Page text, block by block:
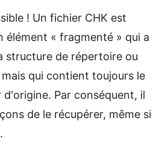
! Un fichier CHK est
élément « fragmenté » qui a
structure de répertoire ou
qui contient toujours le
Par conséquent, il
de le récupérer, même si